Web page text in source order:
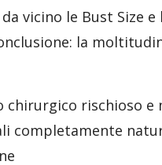
vicino le Bust Size
la
chirurgico rischioso e
completamente